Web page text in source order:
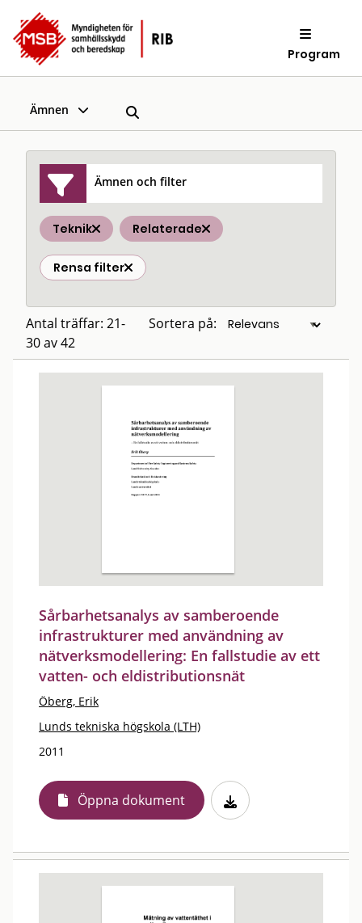
Program
Ämnen
Ämnen och filter
Teknik Relaterade
Rensa filter
Antal träffar: 21-
30 av 42
Sortera på:
Sårbarhetsanalys av samberoende
infrastrukturer med användning av
nätverksmodellering: En fallstudie av ett
vatten- och eldistributionsnät
Öberg, Erik
Lunds tekniska högskola (LTH)
2011
Öppna dokument